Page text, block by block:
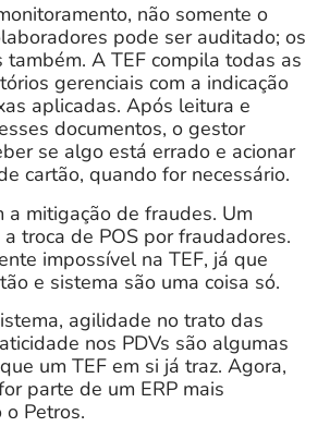
não somente o
pode ser auditado; os
A TEF compila todas as
gerenciais com a indicação
aplicadas. Após leitura e
documentos, o gestor
se algo está errado e acionar
cartão, quando for necessário.
a mitigação de fraudes. Um
troca de POS por fraudadores.
impossível na TEF, já que
e sistema são uma coisa só.
agilidade no trato das
nos PDVs são algumas
um TEF em si já traz. Agora,
parte de um ERP mais
o Petros.